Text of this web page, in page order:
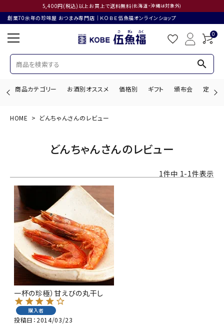
5,400円(税込)以上お買上で送料無料(北海道・沖縄は対象外)
創業70余年の珍味屋 おつまみ専門店│ＫＯＢＥ伍魚福オンラインショップ
0
search
商品カテゴリー お酒別オススメ 価格別 ギフト 頒布会 定期購
ログイン 会員登録
商品カテゴリー
お酒別オススメ
価格別
お問い合わせ
HOME どんちゃんさんのレビュー
どんちゃんさんのレビュー
1件中 1-1件表示
一杯の珍極）甘えびの丸干し
購入者
投稿日 2014/03/23